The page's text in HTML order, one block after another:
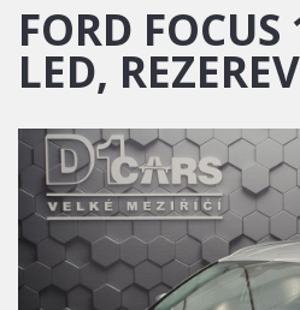
FORD
LED,